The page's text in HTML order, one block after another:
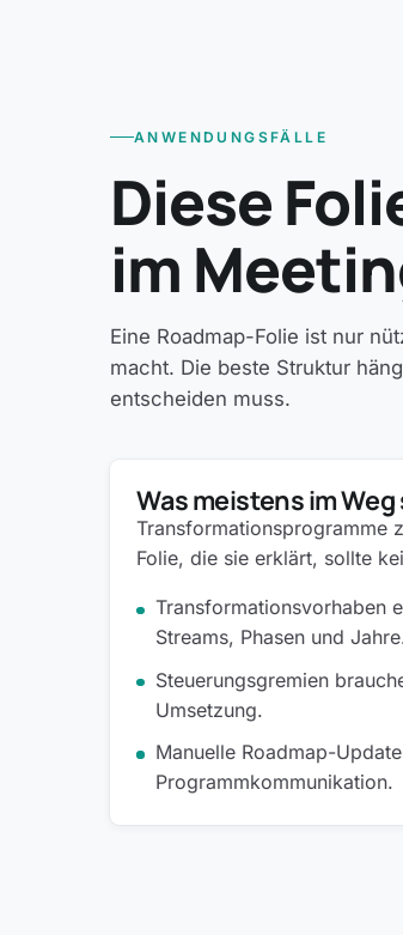
ANWENDUNGSFÄLLE
Diese
im
Eine Roadmap-Folie ist nur
macht. Die beste Struktur
entscheiden muss.
Was meistens im
Transformationsprogramme
Folie, die sie erklärt, sollte
Transformationsvorhaben
Streams, Phasen und
Steuerungsgremien
Umsetzung.
Manuelle Roadmap-
Programmkommunikation.